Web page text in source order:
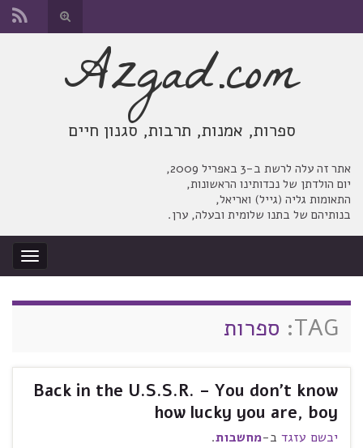
החלף
טופס
אתר זה עלה לרשת ב-3 באפריל 2009,
יום הולדתן של נכדותינו הראשונות,
התאומות גליה (גייל) ואריאל,
בנותיהם של בתנו שלומית ובעלה, ערן.
החלף
ניווט
Azgad.com
ספרות, אמנות, תרבות, סגנון חיים
TAG: ספרות
Back in the U.S.S.R. – You don't know
how lucky you are, boy
יבשם עזגד ב-מחשבות.